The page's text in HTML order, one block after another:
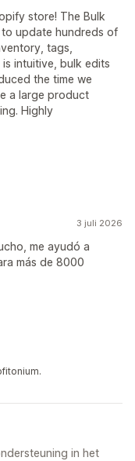
store! The Bulk
update hundreds of
tags,
intuitive, bulk edits
the time we
a large product
Highly
3 juli 2026
me ayudó a
más de 8000
in het